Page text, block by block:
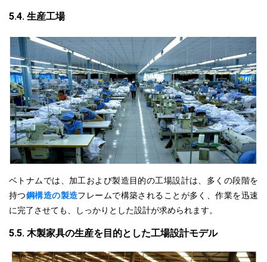
5.4. 生産工場
ベトナムでは、加工および製造目的の工場設計は、多くの段階を
持つ鋼構造の製造フレームで構築されることが多く、作業を迅速
に完了させても、
しっかりとした設計が求められます。
5.5. 木製家具の生産を目的とした工場設計モデル